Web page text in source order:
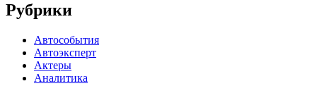
Рубрики
Автособытия
Автоэксперт
Актеры
Аналитика